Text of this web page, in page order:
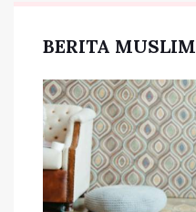
BERITA MUSLIM